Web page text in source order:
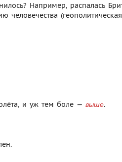
Например, распалась
человечества
и уж тем боле — выше.